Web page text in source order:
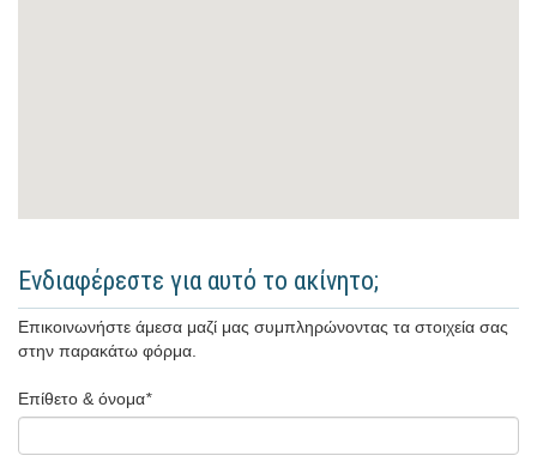
Ενδιαφέρεστε για αυτό το ακίνητο;
Επικοινωνήστε άμεσα μαζί μας συμπληρώνοντας τα στοιχεία σας
στην παρακάτω φόρμα.
Επίθετο & όνομα*